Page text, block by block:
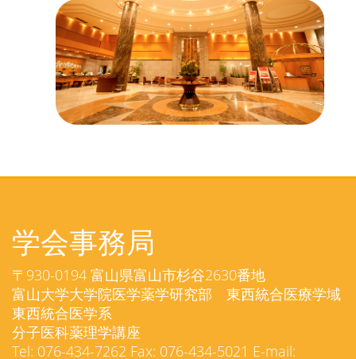
学会事務局
〒930-0194 富山県富山市杉谷2630番地
富山大学大学院医学薬学研究部 東西統合医療学域
東西統合医学系
分子医科薬理学講座
Tel: 076-434-7262 Fax: 076-434-5021 E-mail: